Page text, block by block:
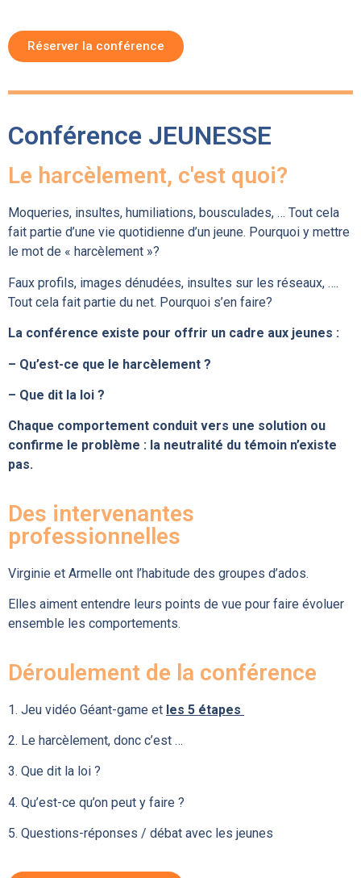
Réserver la conférence
Conférence JEUNESSE
Le harcèlement, c'est quoi?
Moqueries, insultes, humiliations, bousculades, … Tout cela
fait partie d’une vie quotidienne d’un jeune. Pourquoi y mettre
le mot de « harcèlement »?
Faux profils, images dénudées, insultes sur les réseaux, ….
Tout cela fait partie du net. Pourquoi s’en faire?
La conférence existe pour offrir un cadre aux jeunes :
– Qu’est-ce que le harcèlement ?
– Que dit la loi ?
Chaque comportement conduit vers une solution ou
confirme le problème : la neutralité du témoin n’existe
pas.
Des intervenantes
professionnelles
Virginie et Armelle ont l’habitude des groupes d’ados.
Elles aiment entendre leurs points de vue pour faire évoluer
ensemble les comportements.
Déroulement de la conférence
1. Jeu vidéo Géant-game et les 5 étapes
2. Le harcèlement, donc c’est …
3. Que dit la loi ?
4. Qu’est-ce qu’on peut y faire ?
5. Questions-réponses / débat avec les jeunes